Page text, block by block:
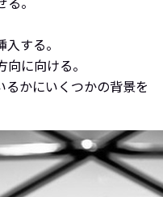
する。
に向ける。
かにいくつかの背景を